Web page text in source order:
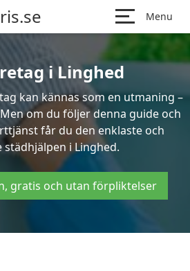
Menu
i Linghed
kan kännas som en utmaning –
om du följer denna guide och
får du den enklaste och
i Linghed.
gratis och utan förpliktelser